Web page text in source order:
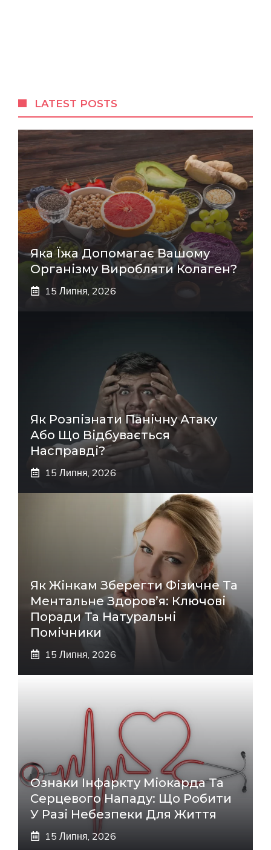
LATEST POSTS
Яка Їжа Допомагає Вашому
Організму Виробляти Колаген?
15 Липня, 2026
Як Розпізнати Панічну Атаку
Або Що Відбувається
Насправді?
15 Липня, 2026
Як Жінкам Зберегти Фізичне Та
Ментальне Здоров’я: Ключові
Поради Та Натуральні
Помічники
15 Липня, 2026
Ознаки Інфаркту Міокарда Та
Серцевого Нападу: Що Робити
У Разі Небезпеки Для Життя
15 Липня, 2026